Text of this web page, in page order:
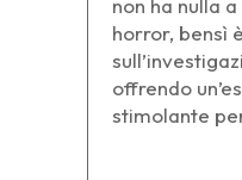
non ha nulla
horror, bensì
offrendo
stimolante